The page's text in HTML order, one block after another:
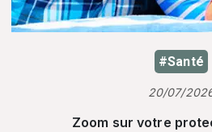
#Santé
20/07/
Zoom sur votre